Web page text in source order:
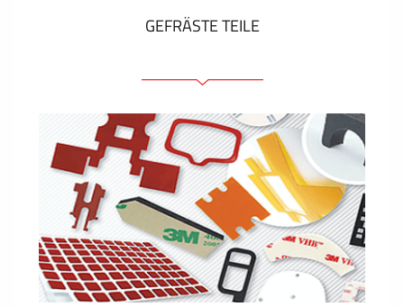
GEFRÄSTE TEILE
Frontplatten (front und tragfähig)
Eloxierte Frontplatten
Farbige Frontplatten
Platten mit Befestigungselementen
Gravierte Schilder
ZEIGEN MEHR